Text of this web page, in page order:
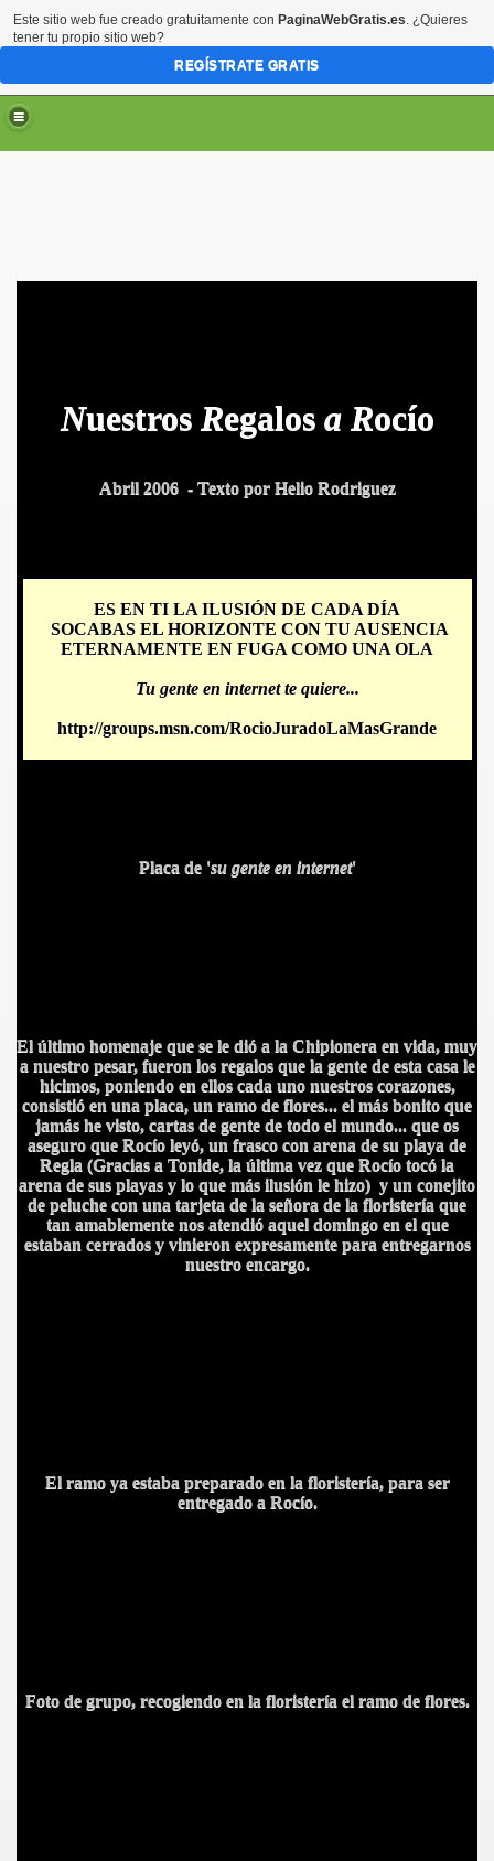
Nuestros Regalos a Rocío
Abril 2006 - Texto por Helio Rodriguez
ES EN TI LA ILUSIÓN DE CADA DÍA
SOCABAS EL HORIZONTE CON TU AUSENCIA
ETERNAMENTE EN FUGA COMO UNA OLA
Tu gente en internet te quiere...
http://groups.msn.com/RocioJuradoLaMasGrande
Placa de 'su gente en internet'
El último homenaje que se le dió a la Chipionera en vida, muy
a nuestro pesar, fueron los regalos que la gente de esta casa le
hicimos, poniendo en ellos cada uno nuestros corazones,
consistió en una placa, un ramo de flores... el más bonito que
jamás he visto, cartas de gente de todo el mundo... que os
aseguro que Rocío leyó, un frasco con arena de su playa de
Regla (Gracias a Tonide, la última vez que Rocío tocó la
arena de sus playas y lo que más ilusión le hizo) y un conejito
de peluche con una tarjeta de la señora de la floristería que
tan amablemente nos atendió aquel domingo en el que
estaban cerrados y vinieron expresamente para entregarnos
nuestro encargo.
El ramo ya estaba preparado en la floristería, para ser
entregado a Rocío.
Foto de grupo, recogiendo en la floristería el ramo de flores.
Este sitio web fue creado gratuitamente con PaginaWebGratis.es. ¿Quieres
tener tu propio sitio web?
REGÍSTRATE GRATIS